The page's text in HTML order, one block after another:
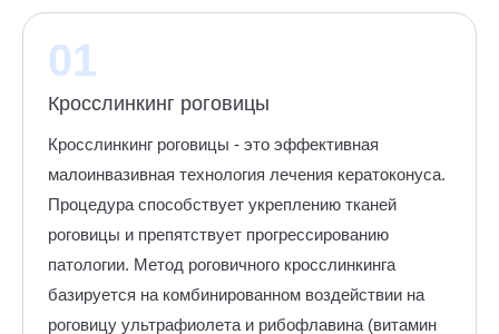
01
Кросслинкинг роговицы
Кросслинкинг роговицы - это эффективная
малоинвазивная технология лечения кератоконуса.
Процедура способствует укреплению тканей
роговицы и препятствует прогрессированию
патологии. Метод роговичного кросслинкинга
базируется на комбинированном воздействии на
роговицу ультрафиолета и рибофлавина (витамин